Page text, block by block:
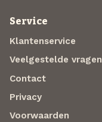
Service
Klantenservice
Veelgestelde vragen
Contact
Privacy
Voorwaarden